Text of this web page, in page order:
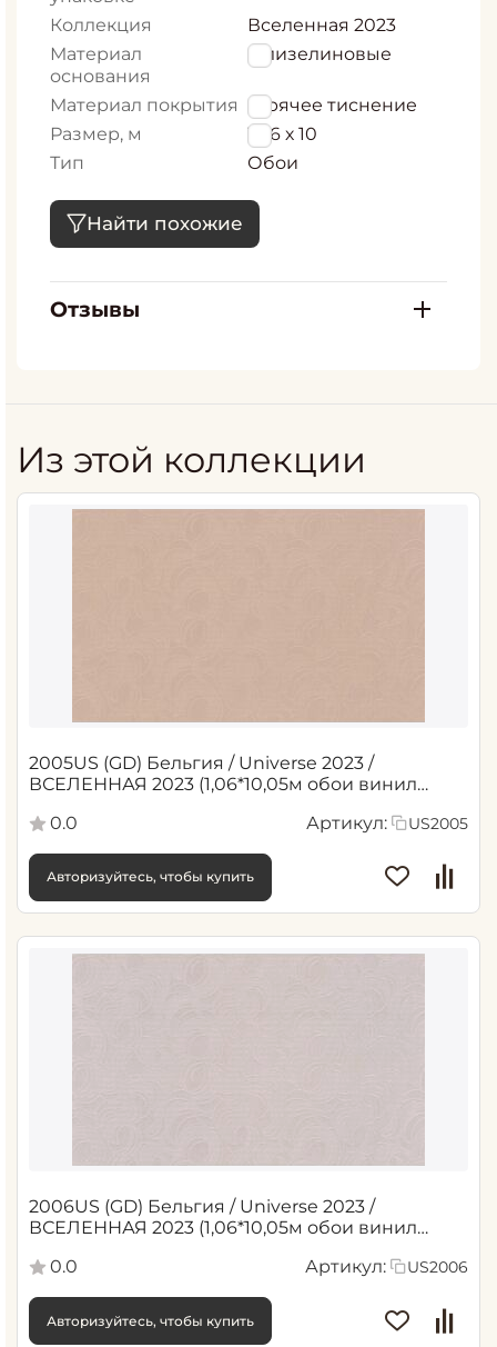
Коллекция
Вселенная 2023
Материал
основания
Флизелиновые
Материал покрытия Горячее тиснение
Размер, м
1,06 х 10
Тип
Обои
Найти похожие
Отзывы
Из этой коллекции
2005US (GD) Бельгия / Universe 2023 /
ВСЕЛЕННАЯ 2023 (1,06*10,05м обои винил
0.0
Артикул: US2005
Авторизуйтесь, чтобы купить
2006US (GD) Бельгия / Universe 2023 /
ВСЕЛЕННАЯ 2023 (1,06*10,05м обои винил
0.0
Артикул: US2006
Авторизуйтесь, чтобы купить